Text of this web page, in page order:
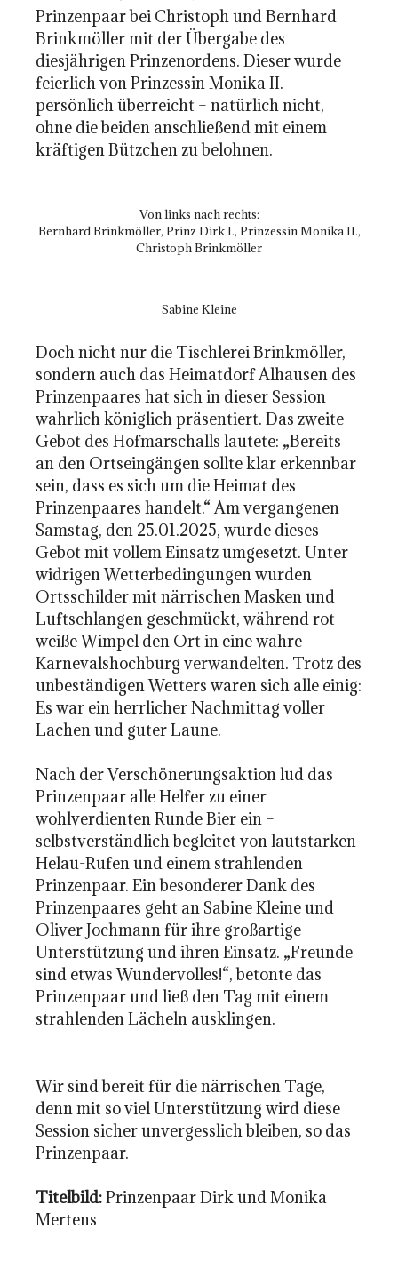
Prinzenpaar bei Christoph und Bernhard
Brinkmöller mit der Übergabe des
diesjährigen Prinzenordens. Dieser wurde
feierlich von Prinzessin Monika II.
persönlich überreicht – natürlich nicht,
ohne die beiden anschließend mit einem
kräftigen Bützchen zu belohnen.
Von links nach rechts:
Bernhard Brinkmöller, Prinz Dirk I., Prinzessin Monika II.,
Christoph Brinkmöller
Sabine Kleine
Doch nicht nur die Tischlerei Brinkmöller,
sondern auch das Heimatdorf Alhausen des
Prinzenpaares hat sich in dieser Session
wahrlich königlich präsentiert. Das zweite
Gebot des Hofmarschalls lautete: „Bereits
an den Ortseingängen sollte klar erkennbar
sein, dass es sich um die Heimat des
Prinzenpaares handelt.“ Am vergangenen
Samstag, den 25.01.2025, wurde dieses
Gebot mit vollem Einsatz umgesetzt. Unter
widrigen Wetterbedingungen wurden
Ortsschilder mit närrischen Masken und
Luftschlangen geschmückt, während rot-
weiße Wimpel den Ort in eine wahre
Karnevalshochburg verwandelten. Trotz des
unbeständigen Wetters waren sich alle einig:
Es war ein herrlicher Nachmittag voller
Lachen und guter Laune.
Nach der Verschönerungsaktion lud das
Prinzenpaar alle Helfer zu einer
wohlverdienten Runde Bier ein –
selbstverständlich begleitet von lautstarken
Helau-Rufen und einem strahlenden
Prinzenpaar. Ein besonderer Dank des
Prinzenpaares geht an Sabine Kleine und
Oliver Jochmann für ihre großartige
Unterstützung und ihren Einsatz. „Freunde
sind etwas Wundervolles!“, betonte das
Prinzenpaar und ließ den Tag mit einem
strahlenden Lächeln ausklingen.
Wir sind bereit für die närrischen Tage,
denn mit so viel Unterstützung wird diese
Session sicher unvergesslich bleiben, so das
Prinzenpaar.
Titelbild:Prinzenpaar Dirk und Monika
Mertens